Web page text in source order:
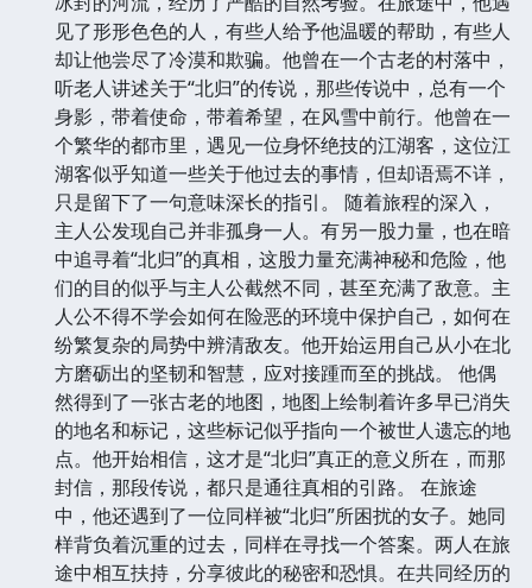
见了形形色色的人，有些人给予他温暖的帮助，有些人
却让他尝尽了冷漠和欺骗。他曾在一个古老的村落中，
听老人讲述关于“北归”的传说，那些传说中，总有一个
身影，带着使命，带着希望，在风雪中前行。他曾在一
个繁华的都市里，遇见一位身怀绝技的江湖客，这位江
湖客似乎知道一些关于他过去的事情，但却语焉不详，
只是留下了一句意味深长的指引。 随着旅程的深入，
主人公发现自己并非孤身一人。有另一股力量，也在暗
中追寻着“北归”的真相，这股力量充满神秘和危险，他
们的目的似乎与主人公截然不同，甚至充满了敌意。主
人公不得不学会如何在险恶的环境中保护自己，如何在
纷繁复杂的局势中辨清敌友。他开始运用自己从小在北
方磨砺出的坚韧和智慧，应对接踵而至的挑战。 他偶
然得到了一张古老的地图，地图上绘制着许多早已消失
的地名和标记，这些标记似乎指向一个被世人遗忘的地
点。他开始相信，这才是“北归”真正的意义所在，而那
封信，那段传说，都只是通往真相的引路。 在旅途
中，他还遇到了一位同样被“北归”所困扰的女子。她同
样背负着沉重的过去，同样在寻找一个答案。两人在旅
途中相互扶持，分享彼此的秘密和恐惧。在共同经历的